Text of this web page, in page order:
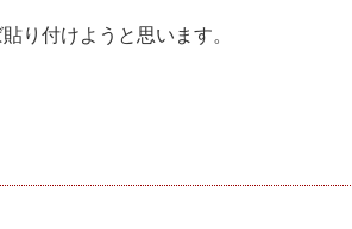
り付けようと思います。